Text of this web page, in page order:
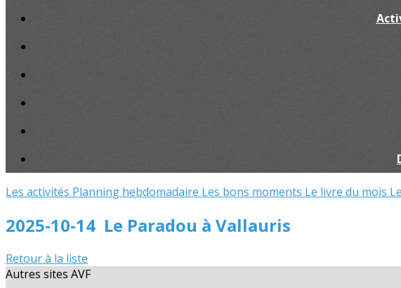
Les activités Planning hebdomadaire Les bons moments Le livre du mois
2025-10-14 Le Paradou à Vallauris
Retour à la liste
Autres sites AVF